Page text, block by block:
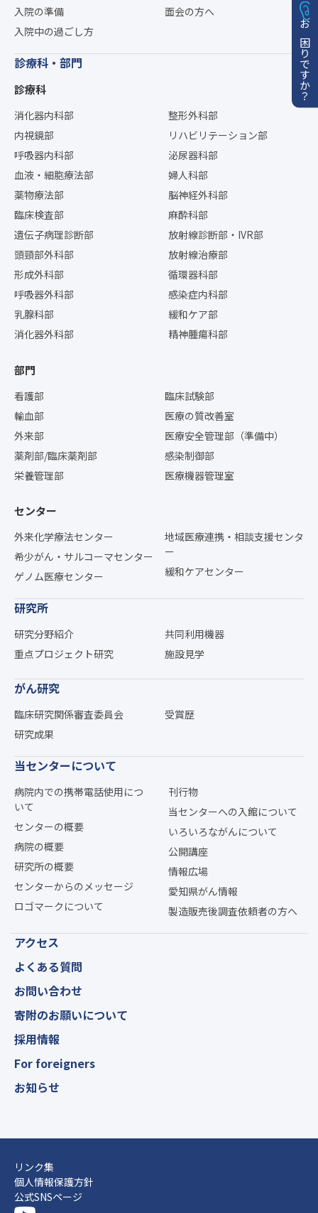
入院の準備
入院中の過ごし方
面会の方へ
診療科・部門
診療科
消化器内科部
内視鏡部
呼吸器内科部
血液・細胞療法部
薬物療法部
臨床検査部
遺伝子病理診断部
頭頸部外科部
形成外科部
呼吸器外科部
乳腺科部
消化器外科部
整形外科部
リハビリテーション部
泌尿器科部
婦人科部
脳神経外科部
麻酔科部
放射線診断部・IVR部
放射線治療部
循環器科部
感染症内科部
緩和ケア部
精神腫瘍科部
部門
看護部
輸血部
外来部
薬剤部/臨床薬剤部
栄養管理部
臨床試験部
医療の質改善室
医療安全管理部（準備中）
感染制御部
医療機器管理室
センター
外来化学療法センター
希少がん・サルコーマセンター
ゲノム医療センター
地域医療連携・相談支援センタ
ー
緩和ケアセンター
研究所
研究分野紹介
重点プロジェクト研究
共同利用機器
施設見学
がん研究
臨床研究関係審査委員会
研究成果
受賞歴
当センターについて
病院内での携帯電話使用につ
いて
センターの概要
病院の概要
研究所の概要
センターからのメッセージ
ロゴマークについて
刊行物
当センターへの入館について
いろいろながんについて
公開講座
情報広場
愛知県がん情報
製造販売後調査依頼者の方へ
アクセス
よくある質問
お問い合わせ
寄附のお願いについて
採用情報
For foreigners
お知らせ
リンク集
個人情報保護方針
公式SNSページ
お困りですか？